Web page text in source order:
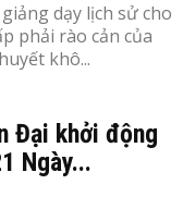
dạy lịch sử cho
phải rào cản của
khô...
Đại khởi động
Ngày...